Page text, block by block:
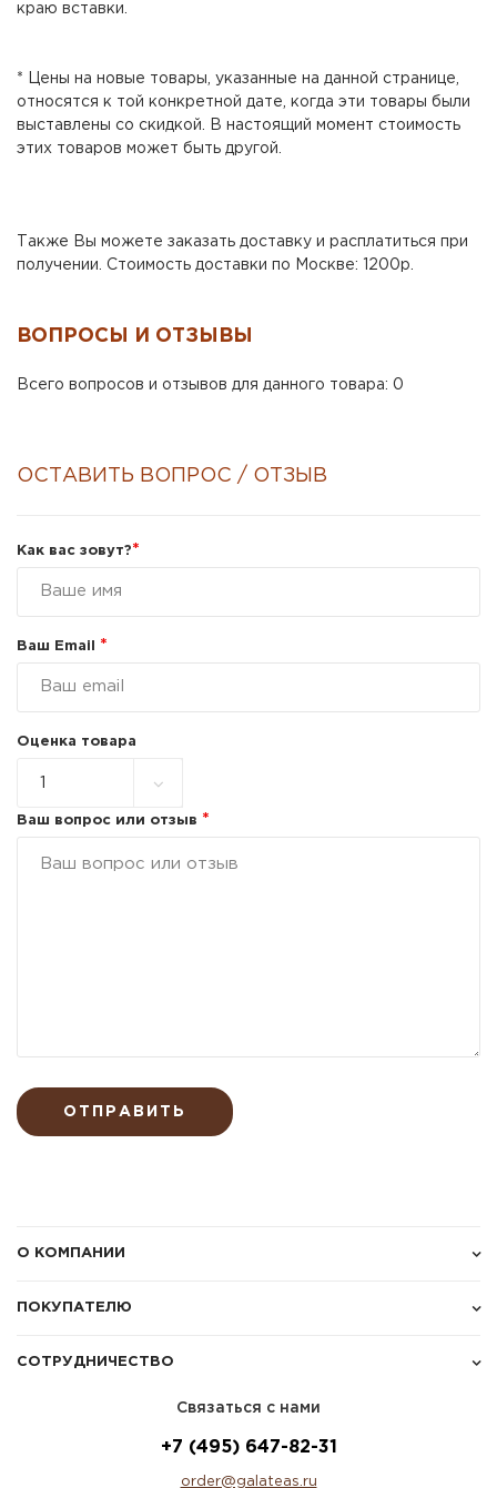
краю вставки.
* Цены на новые товары, указанные на данной странице,
относятся к той конкретной дате, когда эти товары были
выставлены со скидкой. В настоящий момент стоимость
этих товаров может быть другой.
Также Вы можете заказать доставку и расплатиться при
получении. Стоимость доставки по Москве: 1200р.
ВОПРОСЫ И ОТЗЫВЫ
Всего вопросов и отзывов для данного товара: 0
ОСТАВИТЬ ВОПРОС / ОТЗЫВ
Как вас зовут?*
Ваш Email *
Оценка товара
Ваш вопрос или отзыв *
ОТПРАВИТЬ
О КОМПАНИИ
ПОКУПАТЕЛЮ
СОТРУДНИЧЕСТВО
Связаться с нами
+7 (495) 647-82-31
order@galateas.ru